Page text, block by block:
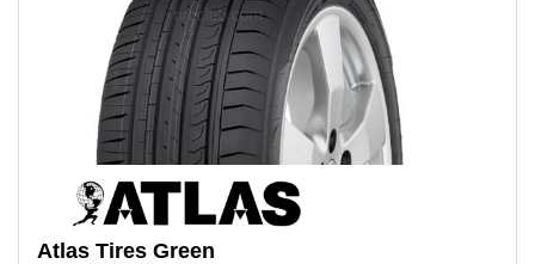
Atlas Tires Green